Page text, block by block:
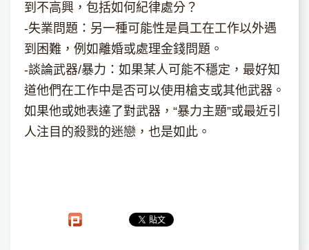
到不高興，包括如何紀律處分？
-失業問題：另一種可能性是員工在工作以外遇
到困難，例如離婚或處理金錢問題。
-談論武器/暴力：如果某人可能不穩定，最好知
道他們在工作中是否可以使用槍支或其他武器。
如果他或她表達了對武器，“暴力主題”或最近引
人注目的殺戮的迷戀，也是如此。